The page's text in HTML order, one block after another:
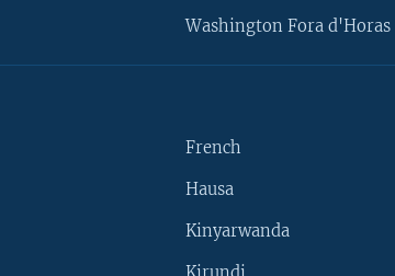
Washington Fora d'Horas
French
Hausa
Kinyarwanda